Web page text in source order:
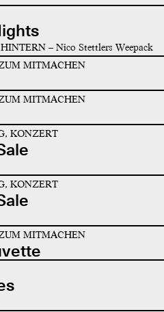
– Nico Stettlers Weepack
MITMACHEN
MITMACHEN
KONZERT
KONZERT
MITMACHEN